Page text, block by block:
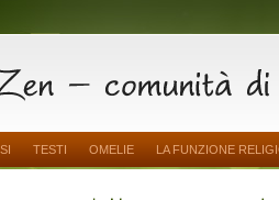
TESTI OMELIE LA FUNZIONE